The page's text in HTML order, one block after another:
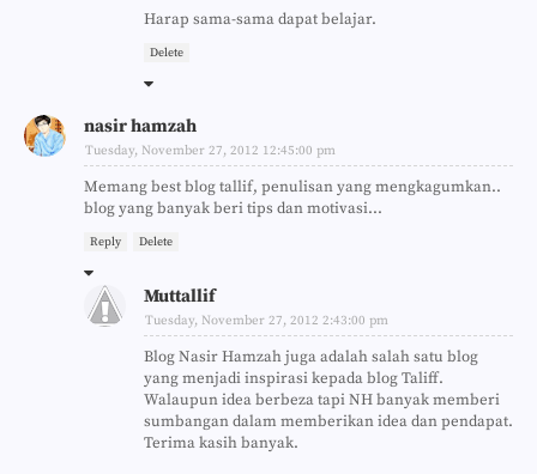
Harap sama-sama dapat belajar.
Delete
nasir hamzah
Tuesday, November 27, 2012 12:45:00 pm
Memang best blog tallif, penulisan yang mengkagumkan..
blog yang banyak beri tips dan motivasi...
Reply Delete
Muttallif
Tuesday, November 27, 2012 2:43:00 pm
Blog Nasir Hamzah juga adalah salah satu blog
yang menjadi inspirasi kepada blog Taliff.
Walaupun idea berbeza tapi NH banyak memberi
sumbangan dalam memberikan idea dan pendapat.
Terima kasih banyak.